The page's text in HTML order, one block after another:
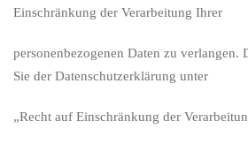
Einschränkung der Verarbeitung Ihrer
personenbezogenen Daten zu verlangen.
Sie der Datenschutzerklärung unter
„Recht auf Einschränkung der